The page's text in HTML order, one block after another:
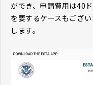
ができ、申請費用は40
を要するケースもござ
します。